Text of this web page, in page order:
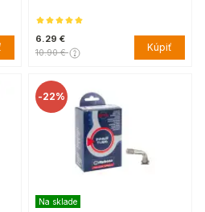
6.29 €
10.90 € Kúpiť
-22%
Na sklade